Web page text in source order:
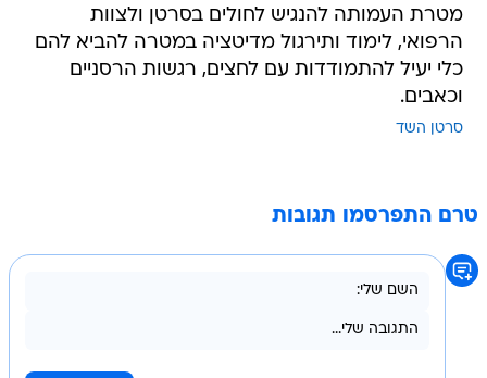
מטרת העמותה להנגיש לחולים בסרטן ולצוות
הרפואי, לימוד ותירגול מדיטציה במטרה להביא להם
כלי יעיל להתמודדות עם לחצים, רגשות הרסניים
וכאבים.
סרטן השד
טרם התפרסמו תגובות